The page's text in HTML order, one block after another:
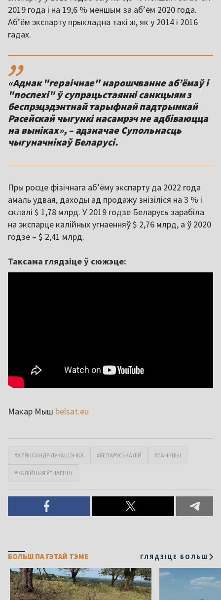
2019 года і на 19,6 % меншым за абʼём 2020 года.
Абʼём экспарту прыкладна такі ж, як у 2014 і 2016
гадах.
,,
«Аднак "гераічнае" нарошчванне абʼёмаў і
"поспехі" ў супрацьстаянні санкцыям з
беспрэцэдэнтнай тарыфнай падтрымкай
Расейскай чыгункі насамрэч не адбіваюцца
на выніках», – адзначае Супольнасць
чыгуначнікаў Беларусі.
Пры росце фізічнага абʼёму экспарту да 2022 года
амаль удвая, даходы ад продажу знізіліся на 3 % і
склалі $ 1,78 млрд. У 2019 годзе Беларусь зарабіла
на экспарце калійных угнаенняў $ 2,76 млрд, а ў 2020
годзе – $ 2,41 млрд.
Таксама глядзіце ў сюжэце:
Макар Мыш belsat.eu
#АЛЯКСАНДР ЛУКАШЭНКА #БЕЛАРУСЬКАЛІЙ #САНКЦЫІ
#КАЛІЙНЫЯ ЎГНАЕННІ
БОЛЬШ ПА ГЭТАЙ ТЭМЕ ГЛЯДЗІЦЕ БОЛЬШ